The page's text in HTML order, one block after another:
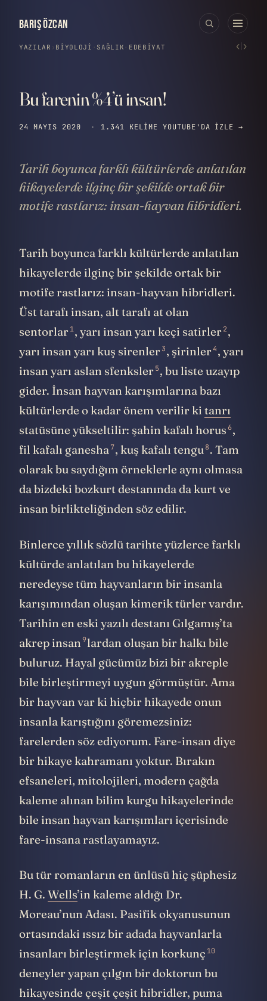
BARIŞ ÖZCAN
YAZILAR › BIYOLOJI · SAĞLIK · EDEBIYAT ‹ ›
Bu farenin %4’ü insan!
24 MAYIS 2020 · 1.341 KELIME YOUTUBE'DA IZLE →
Tarih boyunca farklı kültürlerde anlatılan
hikayelerde ilginç bir şekilde ortak bir
motife rastlarız: insan-hayvan hibridleri.
Tarih boyunca farklı kültürlerde anlatılan
hikayelerde ilginç bir şekilde ortak bir
motife rastlarız: insan-hayvan hibridleri.
Üst tarafı insan, alt tarafı at olan
sentorlar1, yarı insan yarı keçi satirler2,
yarı insan yarı kuş sirenler3, şirinler4, yarı
insan yarı aslan sfenksler5, bu liste uzayıp
gider. İnsan hayvan karışımlarına bazı
kültürlerde o kadar önem verilir ki tanrı
statüsüne yükseltilir: şahin kafalı horus6,
fil kafalı ganesha7, kuş kafalı tengu8. Tam
olarak bu saydığım örneklerle aynı olmasa
da bizdeki bozkurt destanında da kurt ve
insan birlikteliğinden söz edilir.
Binlerce yıllık sözlü tarihte yüzlerce farklı
kültürde anlatılan bu hikayelerde
neredeyse tüm hayvanların bir insanla
karışımından oluşan kimerik türler vardır.
Tarihin en eski yazılı destanı Gılgamış’ta
akrep insan 9lardan oluşan bir halkı bile
buluruz. Hayal gücümüz bizi bir akreple
bile birleştirmeyi uygun görmüştür. Ama
bir hayvan var ki hiçbir hikayede onun
insanla karıştığını göremezsiniz:
farelerden söz ediyorum. Fare-insan diye
bir hikaye kahramanı yoktur. Bırakın
efsaneleri, mitolojileri, modern çağda
kaleme alınan bilim kurgu hikayelerinde
bile insan hayvan karışımları içerisinde
fare-insana rastlayamayız.
Bu tür romanların en ünlüsü hiç şüphesiz
H. G. Wells’in kaleme aldığı Dr.
Moreau’nun Adası. Pasifik okyanusunun
ortasındaki ıssız bir adada hayvanlarla
insanları birleştirmek için korkunç 10
deneyler yapan çılgın bir doktorun bu
hikayesinde çeşit çeşit hibridler, puma